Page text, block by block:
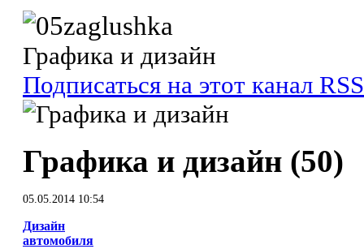
Графика и дизайн
Подписаться на этот канал RSS
Графика и дизайн (50)
05.05.2014 10:54
Дизайн
автомобиля